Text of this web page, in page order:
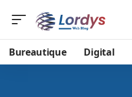
Bureautique Digital